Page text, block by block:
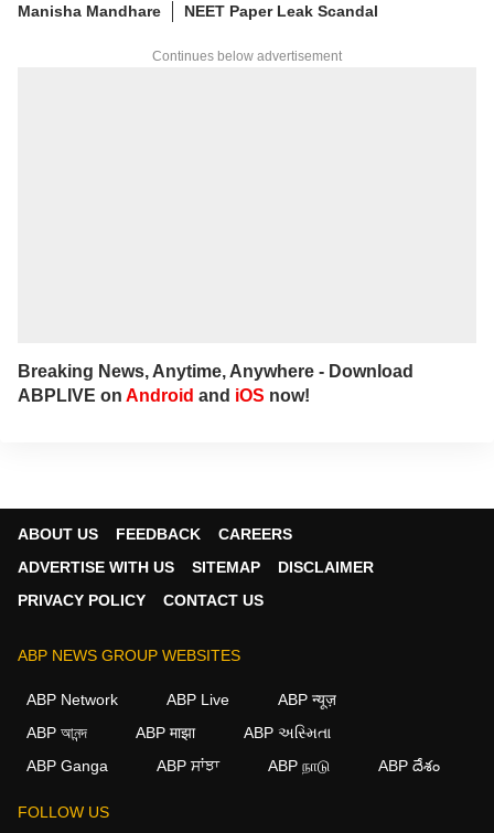
Manisha Mandhare
NEET Paper Leak Scandal
Continues below advertisement
Breaking News, Anytime, Anywhere - Download
ABPLIVE on Android and iOS now!
ABOUT US FEEDBACK
CAREERS
ADVERTISE WITH US
SITEMAP
DISCLAIMER
PRIVACY POLICY
CONTACT US
ABP NEWS GROUP WEBSITES
ABP Network ABP Live
ABP न्यूज़
ABP আনন্দ
ABP माझा
ABP અસ્મિતા
ABP Ganga
ABP ਸਾਂਝਾ ABP நாடு ABP దేశం
FOLLOW US